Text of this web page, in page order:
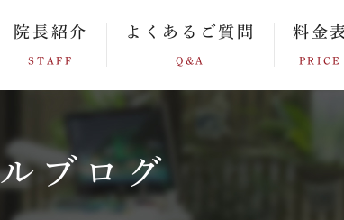
院長紹介
STAFF
よくあるご質問
Q&A
料金表
PRICE
ブログ